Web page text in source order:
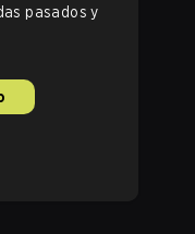
pasados y